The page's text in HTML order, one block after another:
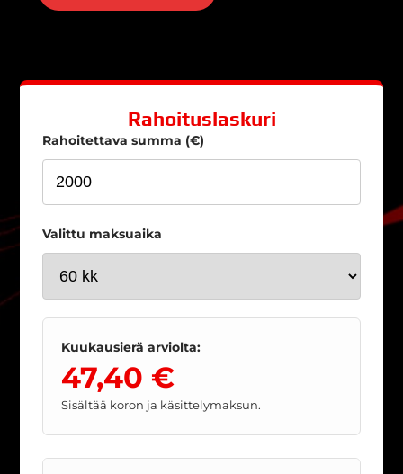
Rahoituslaskuri
Rahoitettava summa (€)
Valittu maksuaika
Kuukausierä arviolta:
47,40 €
Sisältää koron ja käsittelymaksun.